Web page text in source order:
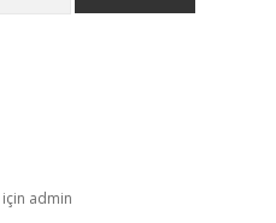
için admin